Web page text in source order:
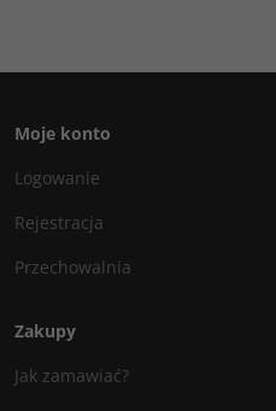
Moje konto
Logowanie
Rejestracja
Przechowalnia
Zakupy
Jak zamawiać?